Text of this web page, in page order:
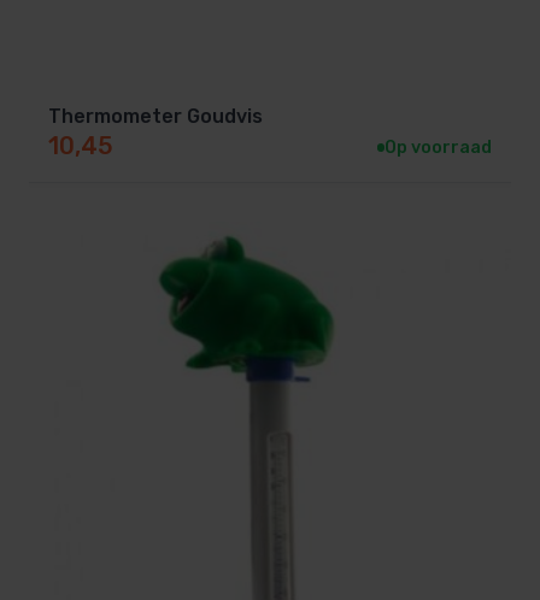
Thermometer Goudvis
10,45 Op voorraad